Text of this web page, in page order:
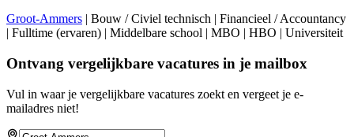
Groot-Ammers | Bouw / Civiel technisch | Financieel / Accountancy
| Fulltime (ervaren) | Middelbare school | MBO | HBO | Universiteit
Ontvang vergelijkbare vacatures in je mailbox
Vul in waar je vergelijkbare vacatures zoekt en vergeet je e-
mailadres niet!